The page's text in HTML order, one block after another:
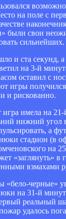
на поле с
были свои
сильнейших.
и ста секунд,
на 3-й
оставил с
игры
и рискованно.
имела на 21-
нижний угол
а
стадион (в
на
«заглянуть»
взмахами
«бело-черные»
на 31-й
реальный
удалось